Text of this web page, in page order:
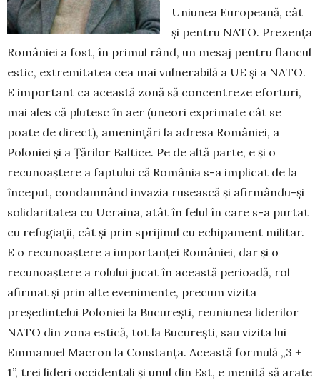
Uniunea Europeană, cât
și pentru NATO. Prezența
României a fost, în primul rând, un mesaj pentru flancul
estic, extremitatea cea mai vulnerabilă a UE și a NATO.
E important ca această zonă să concentreze efor­turi,
mai ales că plutesc în aer (uneori exprimate cât se
poate de direct), amenințări la adresa României, a
Poloniei și a Țărilor Baltice. Pe de altă parte, e și o
recunoaștere a faptului că România s-a implicat de la
început, condamnând invazia rusească și afir­mându-și
solidaritatea cu Ucraina, atât în felul în care s-a purtat
cu refugiații, cât și prin sprijinul cu echipament militar.
E o recunoaștere a importanței României, dar și o
recunoaștere a rolului jucat în această perioadă, rol
afirmat și prin alte eveni­mente, precum vizita
președintelui Poloniei la Bucu­rești, reuniunea liderilor
NATO din zona estică, tot la București, sau vizita lui
Emmanuel Ma­cron la Constanța. Această formulă „3 +
1”, trei lideri occidentali și unul din Est, e menită să arate